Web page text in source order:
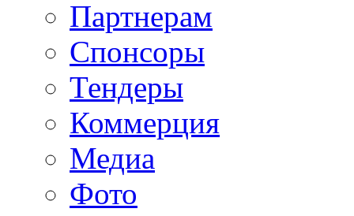
Партнерам
Спонсоры
Тендеры
Коммерция
Медиа
Фото